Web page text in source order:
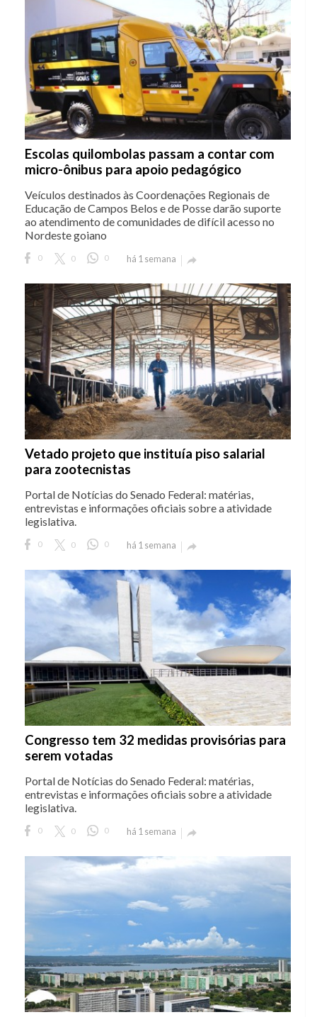
Escolas quilombolas passam a contar com
micro-ônibus para apoio pedagógico
Veículos destinados às Coordenações Regionais de
Educação de Campos Belos e de Posse darão suporte
ao atendimento de comunidades de difícil acesso no
Nordeste goiano
0 0 0 há 1 semana 
Vetado projeto que instituía piso salarial
para zootecnistas
Portal de Notícias do Senado Federal: matérias,
entrevistas e informações oficiais sobre a atividade
legislativa.
0 0 0 há 1 semana 
Congresso tem 32 medidas provisórias para
serem votadas
Portal de Notícias do Senado Federal: matérias,
entrevistas e informações oficiais sobre a atividade
legislativa.
0 0 0 há 1 semana 